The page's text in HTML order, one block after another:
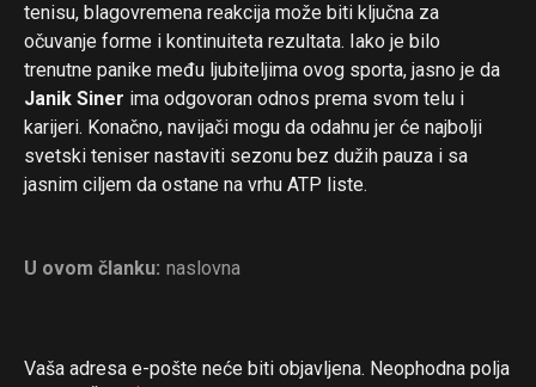
tenisu, blagovremena reakcija može biti ključna za
očuvanje forme i kontinuiteta rezultata. Iako je bilo
trenutne panike među ljubiteljima ovog sporta, jasno je da
Janik Siner ima odgovoran odnos prema svom telu i
karijeri. Konačno, navijači mogu da odahnu jer će najbolji
svetski teniser nastaviti sezonu bez dužih pauza i sa
jasnim ciljem da ostane na vrhu ATP liste.
U ovom članku: naslovna
Vaša adresa e-pošte neće biti objavljena. Neophodna polja